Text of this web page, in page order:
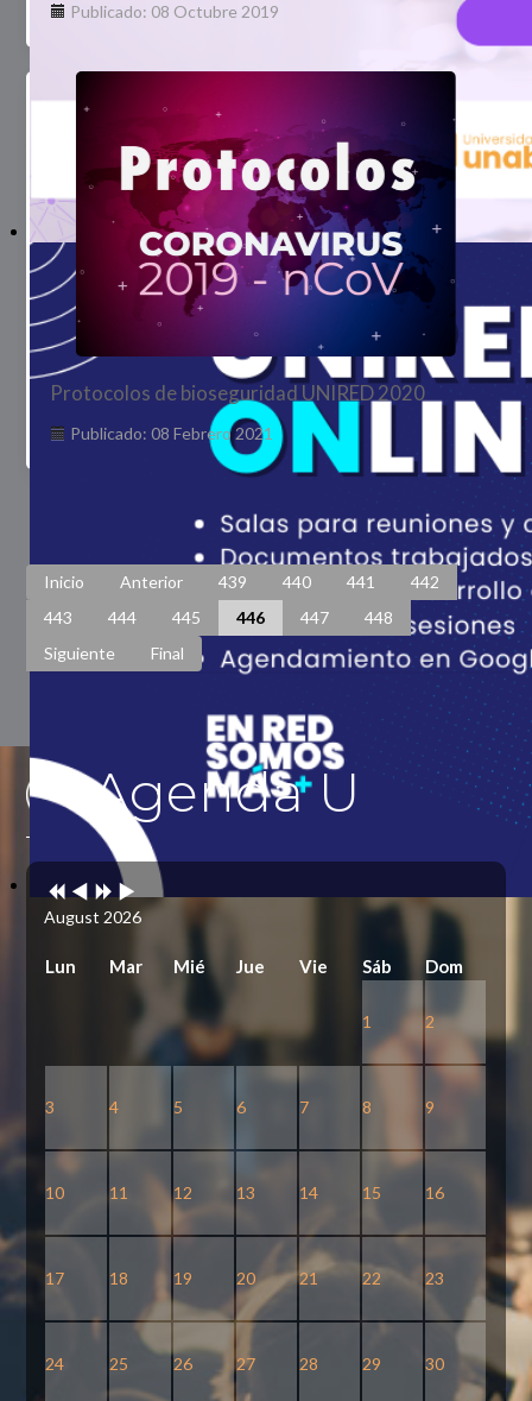
Publicado: 08 Octubre 2019
Protocolos de bioseguridad UNIRED 2020
Publicado: 08 Febrero 2021
Página 446 de 448
Inicio
Anterior 439 440 441
442
443
444 445 446 447
448
Siguiente
Final
Agenda U
Previous
Previous
Next
Year
Next
Month
August 2026
Lun Mar Mié Jue Vie Sáb Dom
1 2
3 4 5 6 7 8 9
10 11 12 13 14 15 16
17 18 19 20 21 22 23
24 25 26 27 28 29 30